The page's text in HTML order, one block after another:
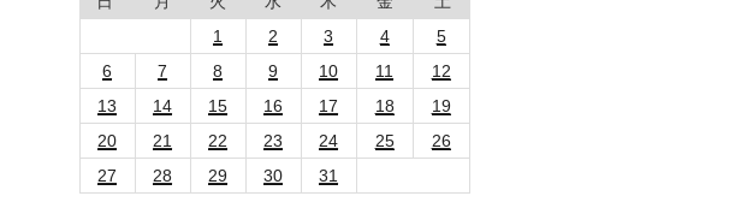
1
2 3 4
5
6
7 8 9 10 11
12
13
14 15 16 17 18
19
20
21 22 23 24 25
26
27
28 29 30
31